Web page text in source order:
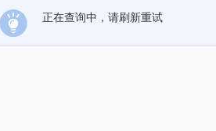
正在查询中，请刷新重试